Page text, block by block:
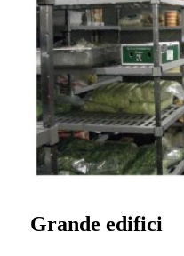
Grande edifici